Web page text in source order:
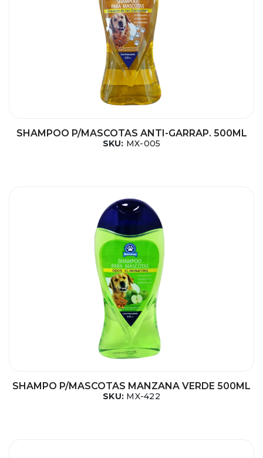
SHAMPOO P/MASCOTAS ANTI-GARRAP. 500ML
SKU: MX-005
SHAMPO P/MASCOTAS MANZANA VERDE 500ML
SKU: MX-422